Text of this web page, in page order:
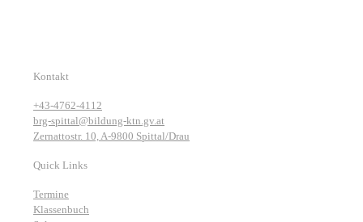
Kontakt
+43-4762-4112
brg-spittal@bildung-ktn.gv.at
Zernattostr. 10, A-9800 Spittal/Drau
Quick Links
Termine
Klassenbuch